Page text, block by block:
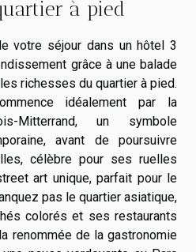
à pied
votre séjour dans un hôtel 3
grâce à une balade
richesses du quartier à pied.
idéalement par la
Mitterrand, un symbole
avant de poursuivre
célèbre pour ses ruelles
art unique, parfait pour le
pas le quartier asiatique,
colorés et ses restaurants
renommée de la gastronomie